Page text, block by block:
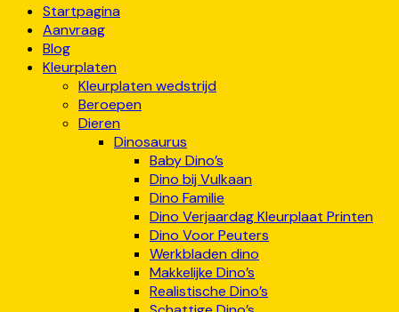
Startpagina
Aanvraag
Blog
Kleurplaten
Kleurplaten wedstrijd
Beroepen
Dieren
Dinosaurus
Baby Dino’s
Dino bij Vulkaan
Dino Familie
Dino Verjaardag Kleurplaat Printen
Dino Voor Peuters
Werkbladen dino
Makkelijke Dino’s
Realistische Dino’s